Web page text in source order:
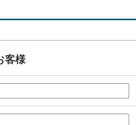
客様